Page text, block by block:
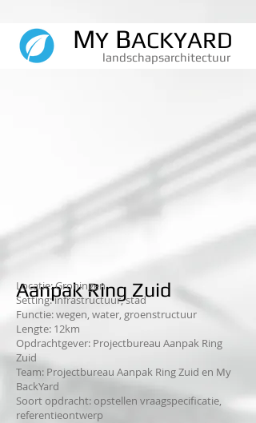
MY BACKYARD
landschapsarchitectuur
Aanpak Ring Zuid
Locatie: Groningen
Setting: infrastructuur, stad
Functie: wegen, water, groenstructuur
Lengte: 12km
Opdrachtgever: Projectbureau Aanpak Ring
Zuid
Team: Projectbureau Aanpak Ring Zuid en My
BackYard
Soort opdracht: opstellen vraagspecificatie,
referentieontwerp